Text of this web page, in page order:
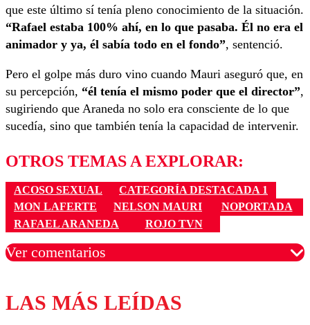
que este último sí tenía pleno conocimiento de la situación.
“Rafael estaba 100% ahí, en lo que pasaba. Él no era el
animador y ya, él sabía todo en el fondo”, sentenció.
Pero el golpe más duro vino cuando Mauri aseguró que, en
su percepción, “él tenía el mismo poder que el director”,
sugiriendo que Araneda no solo era consciente de lo que
sucedía, sino que también tenía la capacidad de intervenir.
OTROS TEMAS A EXPLORAR:
ACOSO SEXUAL
CATEGORÍA DESTACADA 1
MON LAFERTE
NELSON MAURI
NOPORTADA
RAFAEL ARANEDA
ROJO TVN
Ver comentarios
Los comentarios son moderados para garantizar un
diálogo respetuoso.
LAS MÁS LEÍDAS